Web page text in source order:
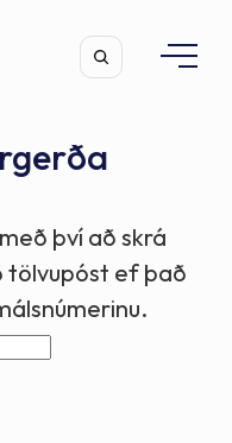
því að skrá
ef það